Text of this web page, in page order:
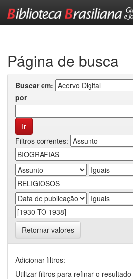
Página de busca
Buscar em:
por
Filtros correntes:
Retornar valores
Adicionar filtros:
Utilizar filtros para refinar o